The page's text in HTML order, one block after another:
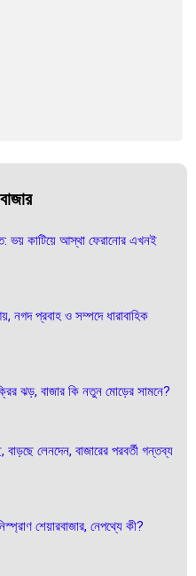
ভয় কাটিয়ে আস্থা ফেরানোর এখনই
প্রবাহ ও সম্পদে ধারাবাহিক
ঝড়, বাজার কি নতুন মোড়ের সামনে?
বাড়ছে লেনদেন, বাজারের পরবর্তী গন্তব্য
শেয়ারবাজার, নেপথ্যে কী?